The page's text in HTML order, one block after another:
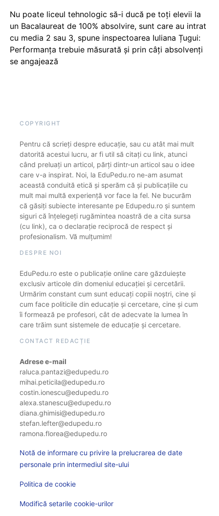
Nu poate liceul tehnologic să-i ducă pe toți elevii la
un Bacalaureat de 100% absolvire, sunt care au intrat
cu media 2 sau 3, spune inspectoarea Iuliana Țugui:
Performanța trebuie măsurată și prin câți absolvenți
se angajează
COPYRIGHT
Pentru că scrieți despre educație, sau cu atât mai mult
datorită acestui lucru, ar fi util să citați cu link, atunci
când preluați un articol, părți dintr-un articol sau o idee
care v-a inspirat. Noi, la EduPedu.ro ne-am asumat
această conduită etică și sperăm că și publicațiile cu
mult mai multă experiență vor face la fel. Ne bucurăm
că găsiți subiecte interesante pe Edupedu.ro și suntem
siguri că înțelegeți rugămintea noastră de a cita sursa
(cu link), ca o declarație reciprocă de respect și
profesionalism. Vă mulțumim!
DESPRE NOI
EduPedu.ro este o publicație online care găzduiește
exclusiv articole din domeniul educației și cercetării.
Urmărim constant cum sunt educați copiii noștri, cine și
cum face politicile din educație și cercetare, cine și cum
îi formează pe profesori, cât de adecvate la lumea în
care trăim sunt sistemele de educație și cercetare.
CONTACT REDACȚIE
Adrese e-mail
raluca.pantazi@edupedu.ro
mihai.peticila@edupedu.ro
costin.ionescu@edupedu.ro
alexa.stanescu@edupedu.ro
diana.ghimisi@edupedu.ro
stefan.lefter@edupedu.ro
ramona.florea@edupedu.ro
Notă de informare cu privire la prelucrarea de date
personale prin intermediul site-ului
Politica de cookie
Modifică setarile cookie-urilor